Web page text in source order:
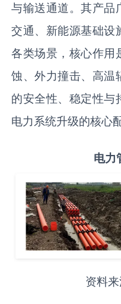
与输送通道。其产品
交通、新能源基础设
各类场景，核心作用
蚀、外力撞击、高温
的安全性、稳定性与
电力系统升级的核心
电力
资料